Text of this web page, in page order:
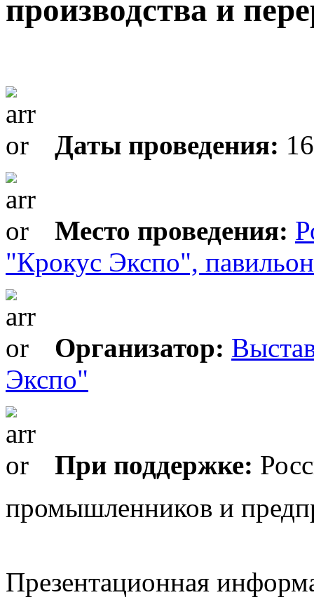
производства и
Даты проведения:
Место проведения:
"Крокус Экспо",
Организатор:
Экспо"
При поддержке:
промышленников и
Презентационная